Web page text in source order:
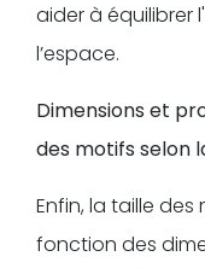
aider à équilibrer
l’espace.
Dimensions et
des motifs selon
Enfin, la taille
fonction des